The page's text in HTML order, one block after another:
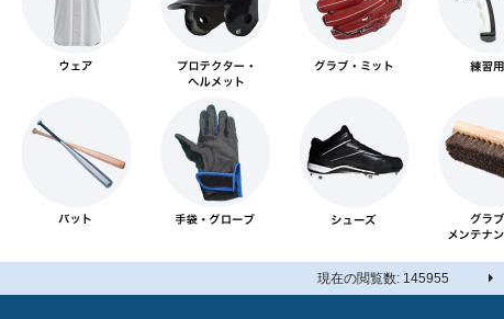
現在の閲覧数: 145955